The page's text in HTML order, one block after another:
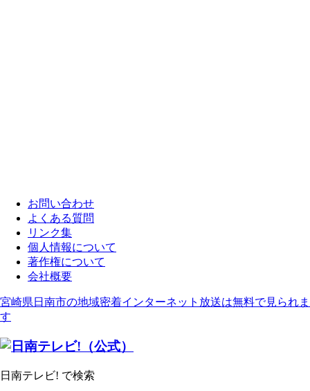
お問い合わせ
よくある質問
リンク集
個人情報について
著作権について
会社概要
宮崎県日南市の地域密着インターネット放送は無料で見られま
す
日南テレビ! で検索